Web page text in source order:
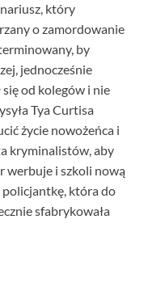
który
o zamordowanie
by
jednocześnie
od kolegów i nie
Tya Curtisa
życie nowożeńca i
kryminalistów, aby
werbuje i szkoli nową
policjantkę, która do
sfabrykowała